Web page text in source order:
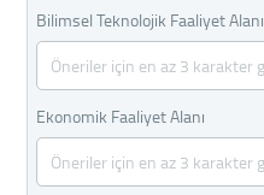
Bilimsel Teknolojik Faaliyet Alanı
Ekonomik Faaliyet Alanı